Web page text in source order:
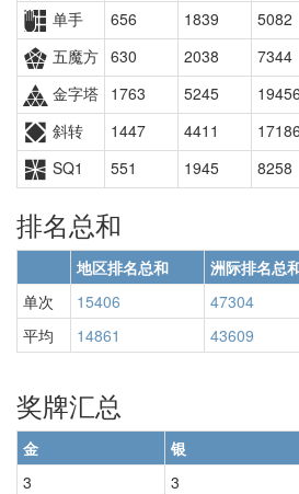
单手
656 1839 5082
五魔方 630 2038 7344
金字塔 1763 5245 19456
斜转
1447 4411 17186
SQ1
551 1945 8258
排名总和
地区排名总和 洲际排名总
单次
15406 47304
平均
14861 43609
奖牌汇总
金 银
3
3